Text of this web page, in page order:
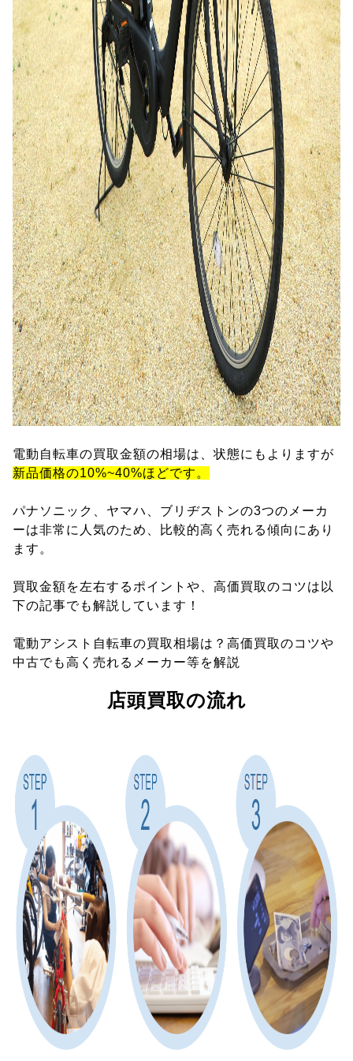
電動自転車の買取金額の相場は、状態にもよりますが
新品価格の10%~40%ほどです。
パナソニック、ヤマハ、ブリヂストンの3つのメーカ
ーは非常に人気のため、比較的高く売れる傾向にあり
ます。
買取金額を左右するポイントや、高価買取のコツは以
下の記事でも解説しています！
電動アシスト自転車の買取相場は？高価買取のコツや
中古でも高く売れるメーカー等を解説
店頭買取の流れ